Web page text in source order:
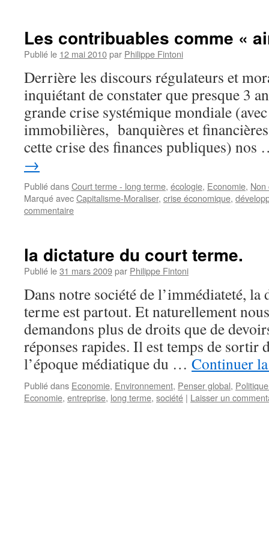
Les contribuables comme «
Publié le 12 mai 2010par Philippe Fintoni
Derrière les discours régulateurs et
inquiétant de constater que presque 3
grande crise systémique mondiale (avec
immobilières, banquières et
cette crise des finances publiques)
→
Publié dansCourt terme - long terme, écologie, Economie, Non
Marqué avecCapitalisme-Moraliser, crise économique,
commentaire
la dictature du court terme.
Publié le31 mars 2009par Philippe Fintoni
Dans notre société de l’immédiateté,
terme est partout. Et naturellement
demandons plus de droits que de
réponses rapides. Il est temps de sortir
l’époque médiatique du … Continuer
Publié dans Economie, Environnement, Penser global,
Economie, entreprise, long terme, société | Laisser un